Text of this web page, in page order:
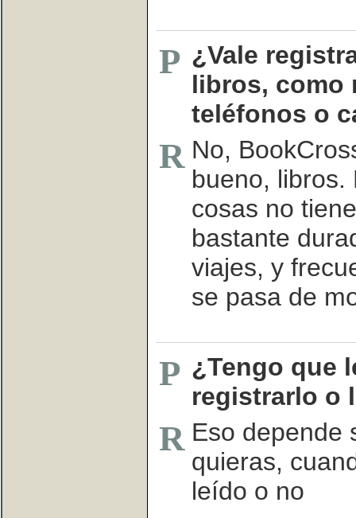
P ¿Vale
libros, como
teléfonos o
R No,
bueno, libros.
cosas no
bastante
viajes, y
se pasa de
P ¿Tengo que
registrarlo o
R Eso depende
quieras,
leído o no